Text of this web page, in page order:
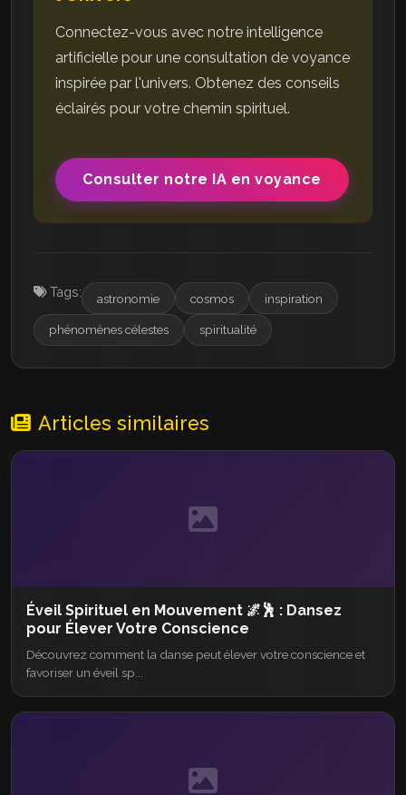
Connectez-vous avec notre intelligence
artificielle pour une consultation de voyance
inspirée par l'univers. Obtenez des conseils
éclairés pour votre chemin spirituel.
Consulter notre IA en voyance
Tags: astronomie cosmos inspiration
phénomènes célestes spiritualité
Articles similaires
Éveil Spirituel en Mouvement 🌌🕺 : Dansez
pour Élever Votre Conscience
Découvrez comment la danse peut élever votre conscience et
favoriser un éveil sp...